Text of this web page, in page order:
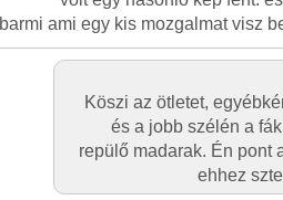
barmi ami egy kis mozgalmat visz
Köszi az ötletet,
és a jobb szélén a
repülő madarak. Én pont
ehhez